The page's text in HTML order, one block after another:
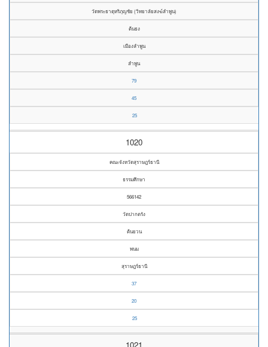
วัดพระธาตุหริภุญชัย (วิทยาลัยสงฆ์ลำพูน)
ต้นธง
เมืองลำพูน
ลำพูน
79
45
25
1020
คณะจังหวัดสุราษฎร์ธานี
ธรรมศึกษา
566142
วัดปากตรัง
ต้นยวน
พนม
สุราษฎร์ธานี
37
20
25